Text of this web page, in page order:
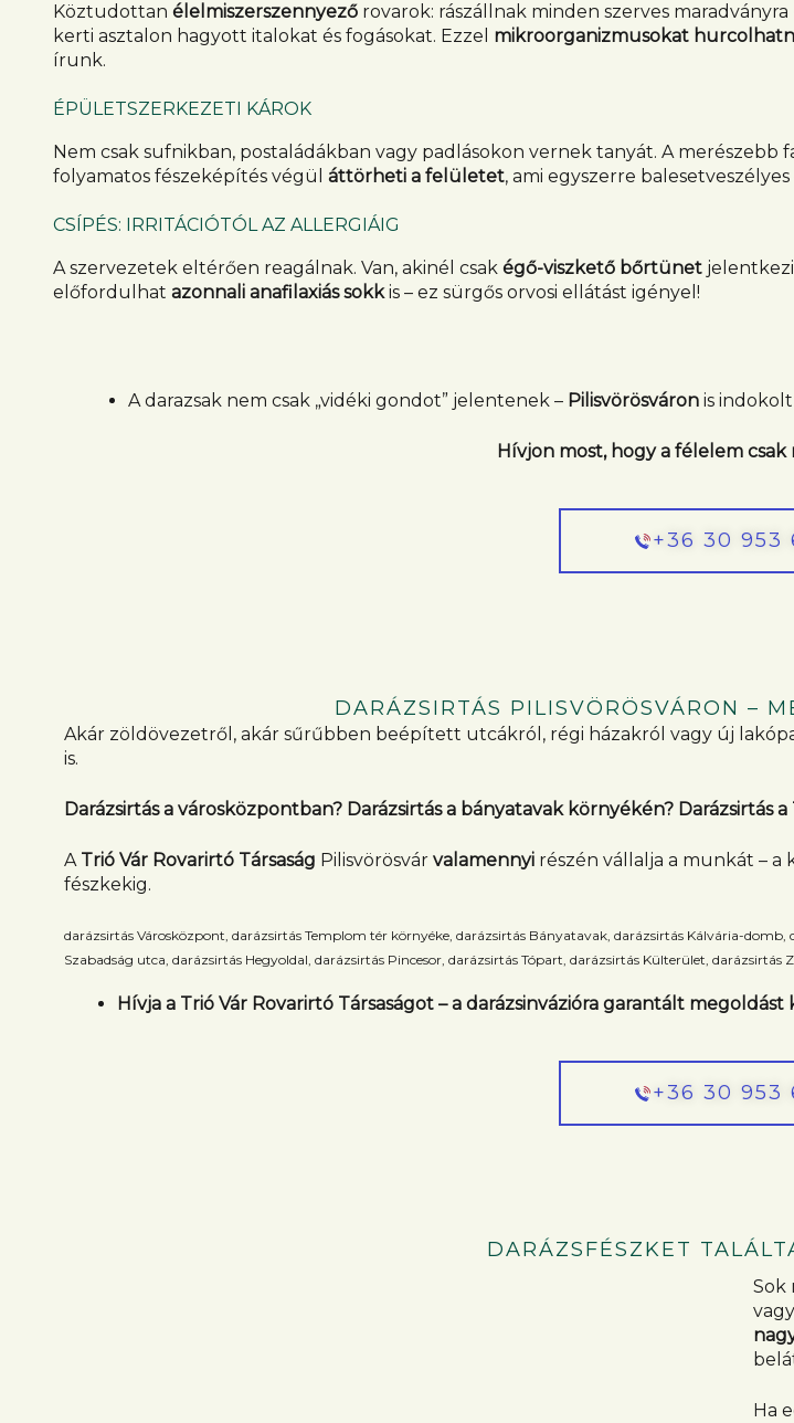
Köztudottan élelmiszerszennyező rovarok: rászállnak minden szerves
kerti asztalon hagyott italokat és fogásokat. Ezzel mikroorganizmusokat
írunk.
ÉPÜLETSZERKEZETI KÁROK
Nem csak sufnikban, postaládákban vagy padlásokon vernek tanyát. A merészebb
folyamatos fészeképítés végül áttörheti a felületet, ami egyszerre balesetveszélyes
CSÍPÉS: IRRITÁCIÓTÓL AZ ALLERGIÁIG
A szervezetek eltérően reagálnak. Van, akinél csak égő-viszkető bőrtünet
előfordulhat azonnali anafilaxiás sokkis – ez sürgős orvosi ellátást igényel!
A darazsak nem csak „vidéki gondot” jelentenek – Pilisvörösváron is
Hívjon most, hogy a félelem csak
+36 30 953
DARÁZSIRTÁS PILISVÖRÖSVÁRON –
Akár zöldövezetről, akár sűrűbben beépített utcákról, régi házakról vagy új
is.
Darázsirtás a városközpontban? Darázsirtás a bányatavak környékén? Darázsirtás
A Trió Vár Rovarirtó Társaság Pilisvörösvár valamennyi részén vállalja a munkát –
fészkekig.
darázsirtás Városközpont, darázsirtás Templom tér környéke, darázsirtás Bányatavak, darázsirtás Kálvária-
Szabadság utca, darázsirtás Hegyoldal, darázsirtás Pincesor, darázsirtás Tópart, darázsirtás Külterület,
Hívja a Trió Vár Rovarirtó Társaságot – a darázsinvázióra garantált
+36 30 953
DARÁZSFÉSZKET
Sok
Ha